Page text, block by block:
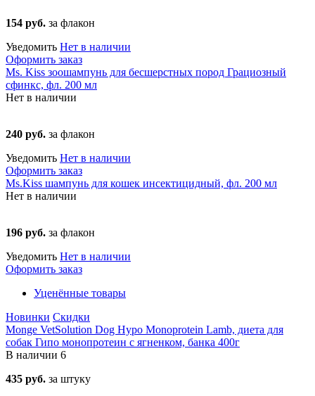
154 руб. за флакон
Уведомить Нет в наличии
Оформить заказ
Ms. Kiss зоошампунь для бесшерстных пород Грациозный
сфинкс, фл. 200 мл
Нет в наличии
240 руб. за флакон
Уведомить Нет в наличии
Оформить заказ
Мs.Kiss шампунь для кошек инсектицидный, фл. 200 мл
Нет в наличии
196 руб. за флакон
Уведомить Нет в наличии
Оформить заказ
Уценённые товары
Новинки Скидки
Monge VetSolution Dog Hypo Monoprotein Lamb, диета для
собак Гипо монопротеин с ягненком, банка 400г
В наличии 6
435 руб. за штуку